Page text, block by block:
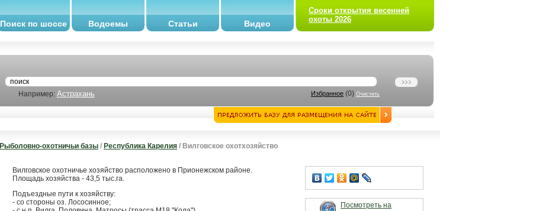
Поиск по шоссе Водоемы Статьи Видео
Сроки открытия весенней
охоты 2026
Например: Астрахань Избранное (0) Очистить
Рыболовно-охотничьи базы / Республика Карелия / Вилговское охотхозяйство
Вилговское охотничье хозяйство расположено в Прионежском районе.
Площадь хозяйства - 43,5 тыс.га.
Подъездные пути к хозяйству:
- со стороны оз. Лососинное;
Посмотреть на